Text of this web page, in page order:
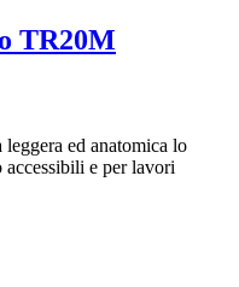
TR20M
ed anatomica lo
e per lavori